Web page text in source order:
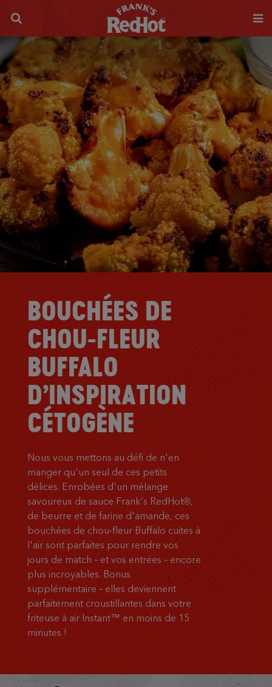
BOUCHÉES DE
CHOU-FLEUR
BUFFALO
D’INSPIRATION
CÉTOGÈNE
Nous vous mettons au défi de n'en
manger qu'un seul de ces petits
délices. Enrobées d'un mélange
savoureux de sauce Frank’s RedHot®,
de beurre et de farine d'amande, ces
bouchées de chou-fleur Buffalo cuites à
l'air sont parfaites pour rendre vos
jours de match – et vos entrées – encore
plus incroyables. Bonus
supplémentaire – elles deviennent
parfaitement croustillantes dans votre
friteuse à air Instant™ en moins de 15
minutes !